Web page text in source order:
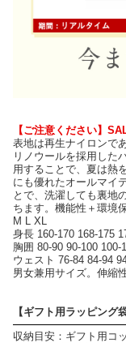
【ご注意ください】
表地は再生ナイロンで
リノウールを採用した
用することで、夏は熱
にも優れたオールマイ
とで、洗濯しても裏地
ちます。機能性＋環境
M L XL
身長 160-170 168-175
胸囲 80-90 90-100 100-
ウェスト 76-84 84-94
男女兼用サイズ。伸縮
【ギフト用ラッピング
収納目安：ギフト用